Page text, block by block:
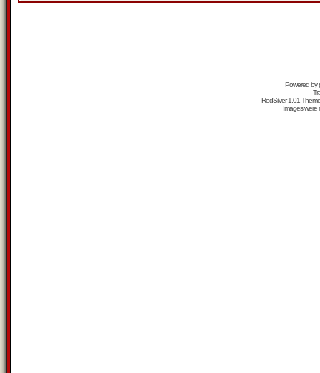
Powered by
RedSilver 1.01
Images were